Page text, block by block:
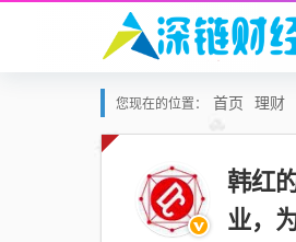
您现在的位置： 首页 理财
韩红
业，